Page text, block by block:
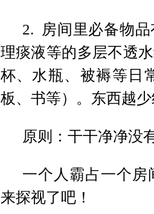
2. 房间里必备物
理痰液等的多层不透
杯、水瓶、被褥等日
板、书等）。东西越
原则：干干净净没
一个人霸占一个
来探视了吧！